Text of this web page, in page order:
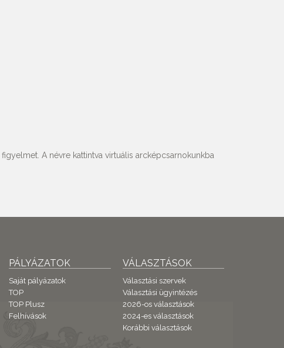
A névre kattintva virtuális arcképcsarnokunkba
PÁLYÁZATOK
Saját pályázatok
TOP
TOP Plusz
Felhívások
VÁLASZTÁSOK
Választási szervek
Választási ügyintézés
2026-os választások
2024-es választások
Korábbi választások